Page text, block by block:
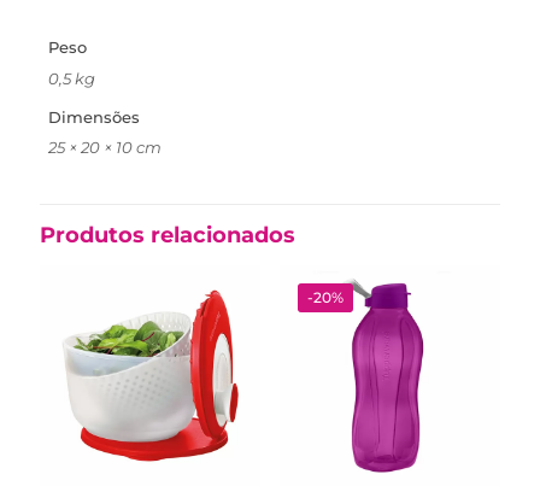
Peso
0,5 kg
Dimensões
25 × 20 × 10 cm
Produtos relacionados
-20%